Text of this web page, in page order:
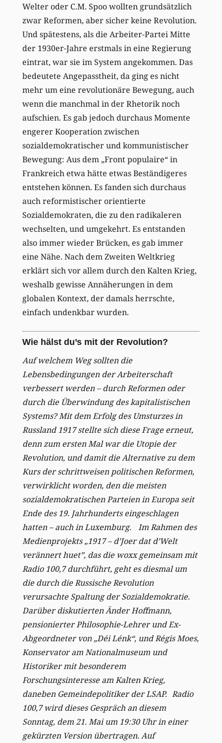
Welter oder C.M. Spoo wollten grundsätzlich
zwar Reformen, aber sicher keine Revolution.
Und spätestens, als die Arbeiter-Partei Mitte
der 1930er-Jahre erstmals in eine Regierung
eintrat, war sie im System angekommen. Das
bedeutete Angepasstheit, da ging es nicht
mehr um eine revolutionäre Bewegung, auch
wenn die manchmal in der Rhetorik noch
aufschien. Es gab jedoch durchaus Momente
engerer Kooperation zwischen
sozialdemokratischer und kommunistischer
Bewegung: Aus dem „Front populaire“ in
Frankreich etwa hätte etwas Beständigeres
entstehen können. Es fanden sich durchaus
auch reformistischer orientierte
Sozialdemokraten, die zu den radikaleren
wechselten, und umgekehrt. Es entstanden
also immer wieder Brücken, es gab immer
eine Nähe. Nach dem Zweiten Weltkrieg
erklärt sich vor allem durch den Kalten Krieg,
weshalb gewisse Annäherungen in dem
globalen Kontext, der damals herrschte,
einfach undenkbar wurden.
Wie hälst du’s mit der Revolution?
Auf welchem Weg sollten die
Lebensbedingungen der Arbeiterschaft
verbessert werden – durch Reformen oder
durch die Überwindung des kapitalistischen
Systems? Mit dem Erfolg des Umsturzes in
Russland 1917 stellte sich diese Frage erneut,
denn zum ersten Mal war die Utopie der
Revolution, und damit die Alternative zu dem
Kurs der schrittweisen politischen Reformen,
verwirklicht worden, den die meisten
sozialdemokratischen Parteien in Europa seit
Ende des 19. Jahrhunderts eingeschlagen
hatten – auch in Luxemburg. Im Rahmen des
Medienprojekts „1917 – d’Joer dat d’Welt
verännert huet”, das die woxx gemeinsam mit
Radio 100,7 durchführt, geht es diesmal um
die durch die Russische Revolution
verursachte Spaltung der Sozialdemokratie.
Darüber diskutierten Änder Hoffmann,
pensionierter Philosophie-Lehrer und Ex-
Abgeordneter von „Déi Lénk“, und Régis Moes,
Konservator am Nationalmuseum und
Historiker mit besonderem
Forschungsinteresse am Kalten Krieg,
daneben Gemeindepolitiker der LSAP. Radio
100,7 wird dieses Gespräch an diesem
Sonntag, dem 21. Mai um 19:30 Uhr in einer
gekürzten Version übertragen. Auf